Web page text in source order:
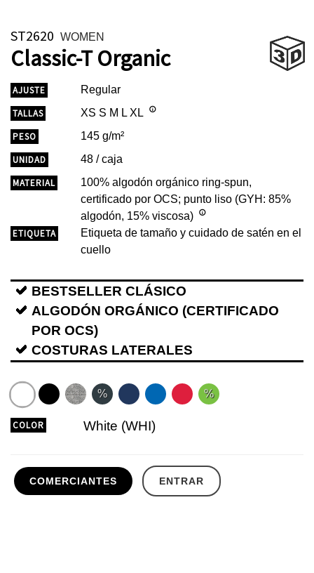
ST2620 WOMEN
Classic-T Organic
AJUSTE
Regular
TALLAS
XS S M L XL
PESO
145 g/m²
UNIDAD
48 / caja
MATERIAL
100% algodón orgánico ring-spun,
certificado por OCS; punto liso (GYH: 85%
algodón, 15% viscosa)
ETIQUETA
Etiqueta de tamaño y cuidado de satén en el
cuello
BESTSELLER CLÁSICO
ALGODÓN ORGÁNICO (CERTIFICADO
POR OCS)
COSTURAS LATERALES
% %
COLOR White (WHI)
COMERCIANTES ENTRAR